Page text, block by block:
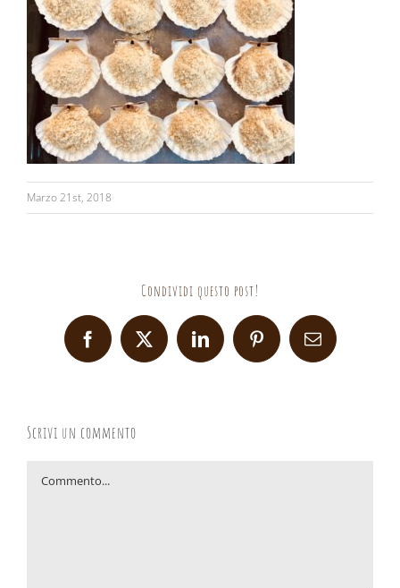
Marzo 21st, 2018
Condividi questo post!
Facebook
X LinkedInPinterestEmail
Scrivi un commento